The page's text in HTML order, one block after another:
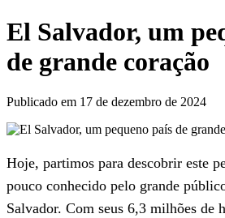
El Salvador, um
de grande coração
Publicado em 17 de dezembro de 2024
Hoje, partimos para descobrir este
pouco conhecido pelo grande
Salvador. Com seus 6,3 milhões de